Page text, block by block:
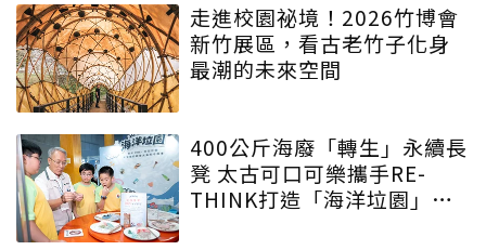
走進校園祕境！2026竹博會
新竹展區，看古老竹子化身
最潮的未來空間
400公斤海廢「轉生」永續長
凳 太古可口可樂攜手RE-
THINK打造「海洋垃園」特